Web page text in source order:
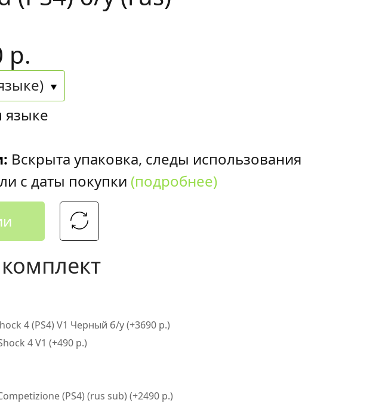
р.
языке
Вскрыта упаковка, следы использования
с даты покупки (подробнее)
4 (PS4) V1 Черный б/у (+3690 р.)
4 V1 (+490 р.)
(PS4) (rus sub) (+2490 р.)